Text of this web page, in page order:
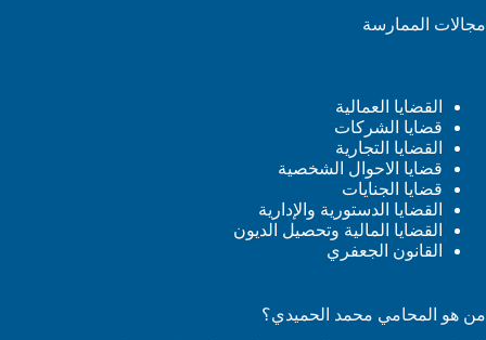
مجالات الممارسة
القضايا العمالية
قضايا الشركات
القضايا التجارية
قضايا الاحوال الشخصية
قضايا الجنايات
القضايا الدستورية والإدارية
القضايا المالية وتحصيل الديون
القانون الجعفري
من هو المحامي محمد الحميدي؟